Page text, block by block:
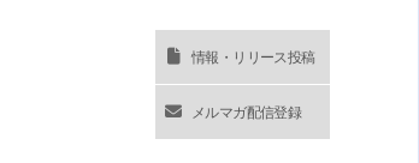
情報・リリース投稿
メルマガ配信登録